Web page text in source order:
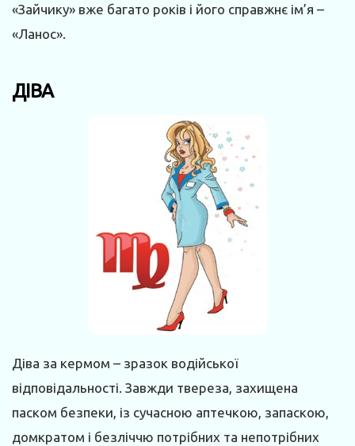
«Зайчику» вже багато років і його справжнє ім’я –
«Ланос».
ДІВА
Діва за кермом – зразок водійської
відповідальності. Завжди твереза, захищена
паском безпеки, із сучасною аптечкою, запаскою,
домкратом і безліччю потрібних та непотрібних